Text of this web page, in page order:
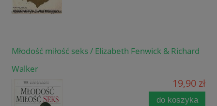
Młodość miłość seks / Elizabeth Fenwick & Richard
Walker
19,90 zł
do koszyka